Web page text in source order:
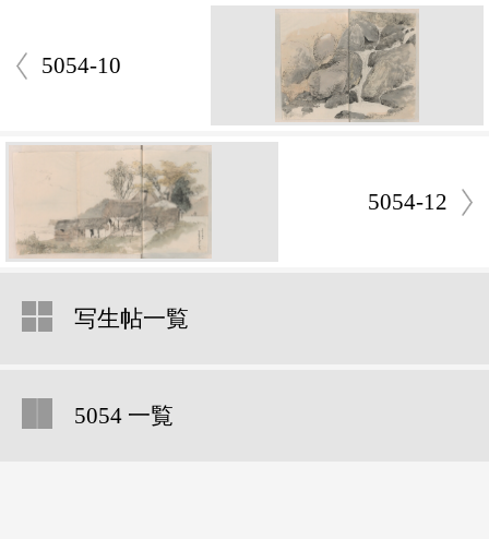
5054-10
写生帖一覧
5054 一覧
5054-12